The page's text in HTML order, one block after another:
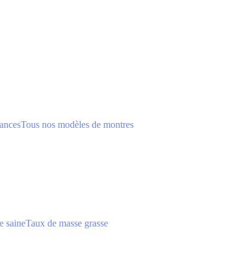
Tous nos modèles de montres
saineTaux de masse grasse